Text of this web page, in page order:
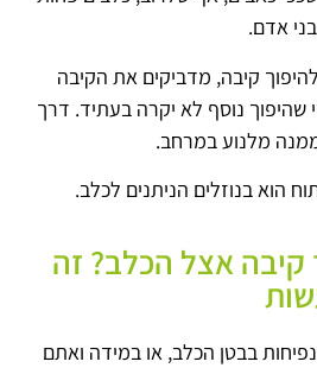
אדם.
קיבה, מדביקים את הקיבה
שהיפוך נוסף לא יקרה בעתיד. דרך
מלנוע במרחב.
הוא בנוזלים הניתנים לכלב.
קיבה אצל הכלב? זה
בבטן הכלב, או במידה ואתם